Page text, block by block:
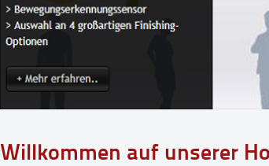
Willkommen auf unserer